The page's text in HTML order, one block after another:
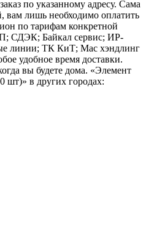
по указанному адресу. Сама
вам лишь необходимо оплатить
по тарифам конкретной
СДЭК; Байкал сервис; ИР-
линии; ТК КиТ; Мас хэндлинг
удобное время доставки.
вы будете дома. «Элемент
шт)» в других городах: